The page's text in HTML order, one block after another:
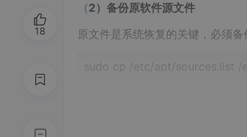
（2）备份原软件源文件
原文件是系统恢复的关键，必须备
sudo cp /etc/apt/sources.list /
18